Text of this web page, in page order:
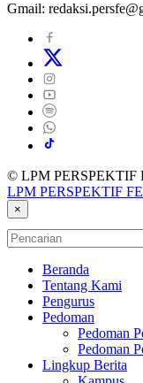
Gmail:
© LPM PERSPEKTIF
LPM PERSPEKTIF
×
Beranda
Tentang Kami
Pengurus
Pedoman
Pedoman
Pedoman
Lingkup Berita